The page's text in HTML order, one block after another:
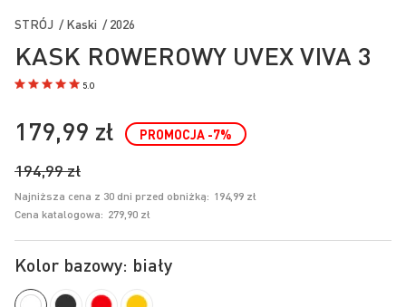
na
początek
galerii
KASK ROWEROWY UVEX VIVA 3
5.0
STRÓJ / Kaski / 2026
Kolor bazowy: biały
179,99 zł
194,99 zł
PROMOCJA -7%
Najniższa cena z 30 dni przed obniżką: 194,99 zł
Cena katalogowa: 279,90 zł